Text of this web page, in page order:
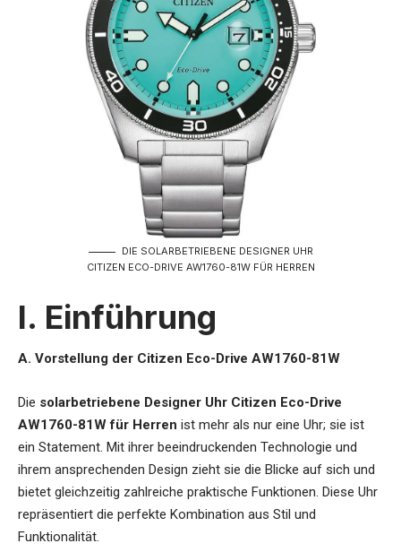
DIE SOLARBETRIEBENE DESIGNER UHR
CITIZEN ECO-DRIVE AW1760-81W FÜR HERREN
I. Einführung
A. Vorstellung der Citizen Eco-Drive AW1760-81W
Die solarbetriebene Designer Uhr Citizen Eco-Drive
AW1760-81W für Herren ist mehr als nur eine Uhr; sie ist
ein Statement. Mit ihrer beeindruckenden Technologie und
ihrem ansprechenden Design zieht sie die Blicke auf sich und
bietet gleichzeitig zahlreiche praktische Funktionen. Diese Uhr
repräsentiert die perfekte Kombination aus Stil und
Funktionalität.